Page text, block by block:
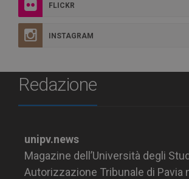
FLICKR
INSTAGRAM
Redazione
unipv.news
Magazine dell’Università degli
Autorizzazione Tribunale di Pavia